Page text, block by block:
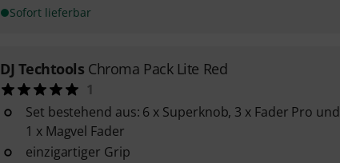
Sofort lieferbar
DJ Techtools Chroma Pack Lite Red
1
Set bestehend aus: 6 x Superknob, 3 x Fader Pro und
1 x Magvel Fader
einzigartiger Grip